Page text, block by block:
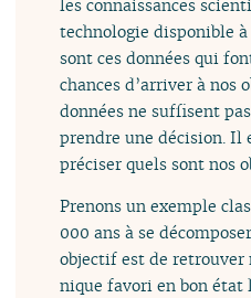
les connaissances
technologie disponible
sont ces données qui
chances d’arriver à nos
données ne suffisent
prendre une décision. Il
préciser quels sont nos
Prenons un exemple
000 ans à se
objectif est de
nique favori en bon état